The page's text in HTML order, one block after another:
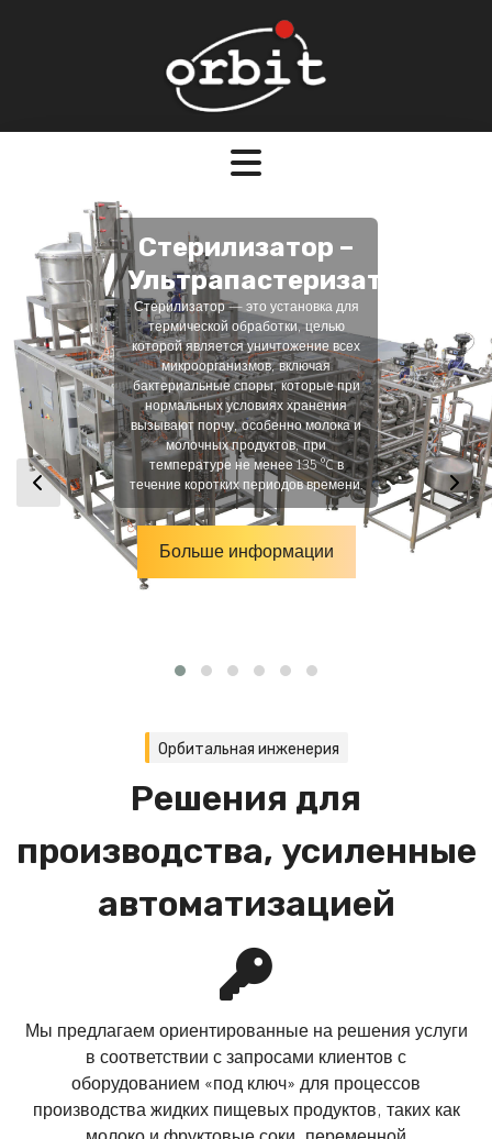
Стерилизатор –
Ультрапастеризатор
Стерилизатор — это установка для
термической обработки, целью
которой является уничтожение всех
микроорганизмов, включая
бактериальные споры, которые при
нормальных условиях хранения
вызывают порчу, особенно молока и
молочных продуктов, при
температуре не менее 135 °C в
течение коротких периодов времени.
Больше информации
Орбитальная инженерия
Решения для
производства, усиленные
автоматизацией
Мы предлагаем ориентированные на решения услуги
в соответствии с запросами клиентов с
оборудованием «под ключ» для процессов
производства жидких пищевых продуктов, таких как